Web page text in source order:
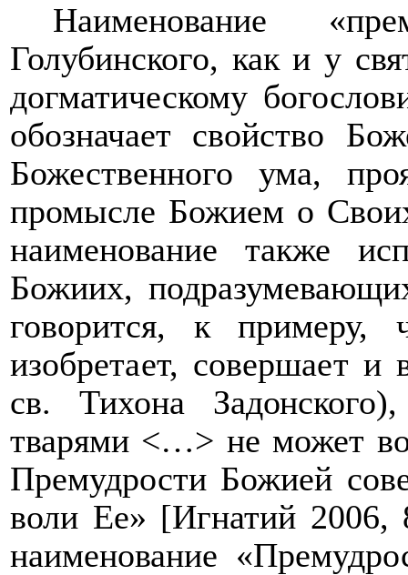
Наименование
Голубинского, как и у
догматическому
обозначает свойство
Божественного ума,
промысле Божием о
наименование также
Божиих,
говорится, к
изобретает, совершает и
св. Тихона
тварями <…> не может
Премудрости Божией
воли Ее» [Игнатий 2006,
наименование